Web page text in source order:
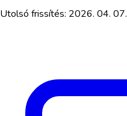
Utolsó frissítés: 2026. 04. 07.